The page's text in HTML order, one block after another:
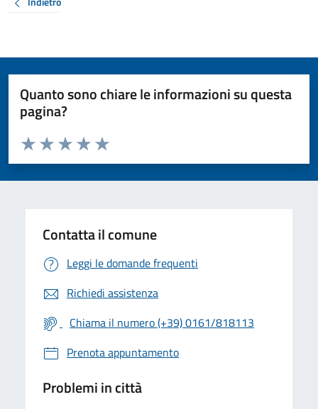
Quanto sono chiare le informazioni su questa
pagina?
Valuta da 1 a 5 stelle la pagina
Valuta 5 stelle su 5
Valuta 4 stelle su 5
Valuta 3 stelle su 5
Valuta 2 stelle su 5
Valuta 1 stelle su 5
Contatta il comune
Leggi le domande frequenti
Richiedi assistenza
Chiama il numero (+39) 0161/818113
Prenota appuntamento
Problemi in città